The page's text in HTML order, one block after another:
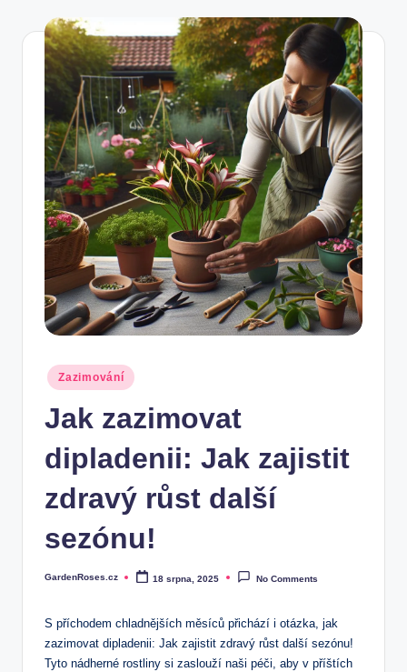
Posted
in
Zazimování
Jak zazimovat
dipladenii: Jak zajistit
zdravý růst další
sezónu!
Posted
GardenRoses.cz 18 srpna, 2025 No Comments
S příchodem chladnějších měsíců ⁤přichází i ​otázka, jak‌
zazimovat dipladenii: Jak zajistit zdravý‌ růst další sezónu!
Tyto nádherné rostliny si zaslouží ‌naši péči, aby v příštích